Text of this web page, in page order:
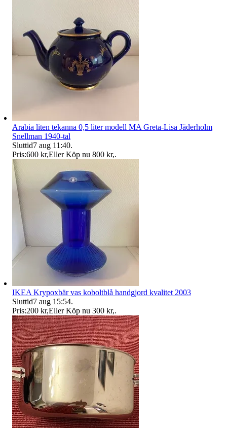
Arabia liten tekanna 0,5 liter modell MA Greta-Lisa Jäderholm
Snellman 1940-tal
Sluttid7 aug 11:40.
Pris:600 kr,Eller Köp nu 800 kr,.
IKEA Krypoxbär vas koboltblå handgjord kvalitet 2003
Sluttid7 aug 15:54.
Pris:200 kr,Eller Köp nu 300 kr,.